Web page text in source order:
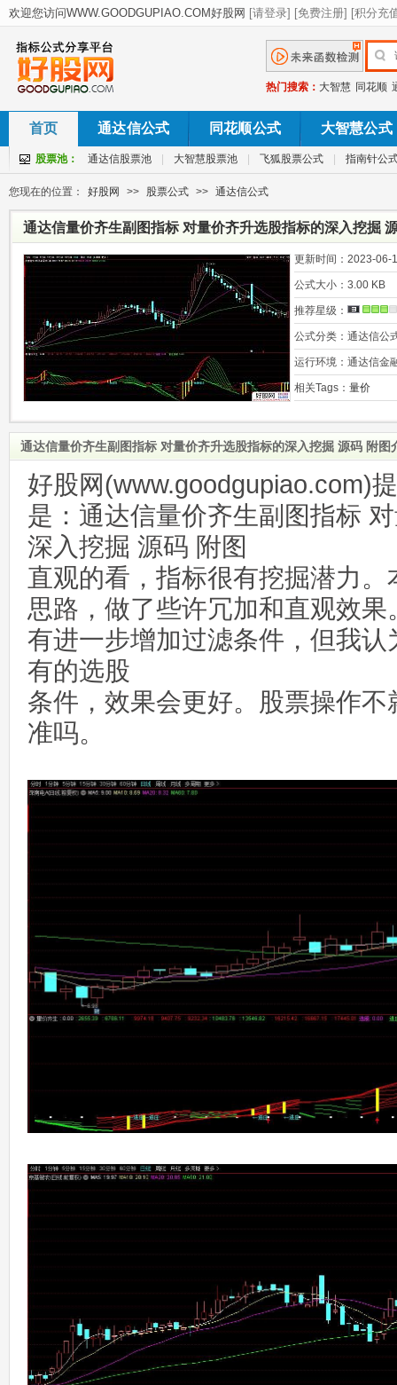
热门搜索： 大智慧 同花顺
首页 通达信公式 同花顺公式 大智慧公式
股票池： 通达信股票池 大智慧股票池 飞狐股票公式 指南针公
您现在的位置： 好股网 >> 股票公式 >> 通达信公式
通达信量价齐生副图指标 对量价齐升选股指标的深入挖掘
更新时间： 2023-06-
公式大小： 3.00 KB
推荐星级：
公式分类： 通达信公
运行环境： 通达信金
相关Tags： 量价
通达信量价齐生副图指标 对量价齐升选股指标的深入挖掘 源码 附图
好股网(www.goodgupiao.com)
是：通达信量价齐生副图指标
深入挖掘 源码 附图
直观的看，指标很有挖掘潜力
思路，做了些许冗加和直观效
有进一步增加过滤条件，但我
有的选股
条件，效果会更好。股票操作
准吗。